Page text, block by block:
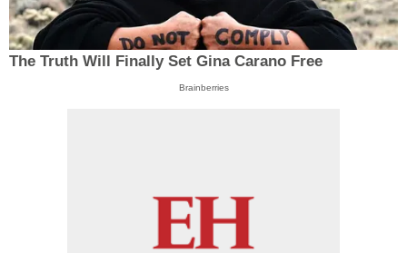
The Truth Will Finally Set Gina Carano Free
Brainberries